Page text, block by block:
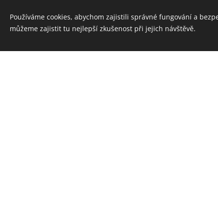
Používáme cookies, abychom zajistili správné fungování a
můžeme zajistit tu nejlepší zkušenost při jejich návštěvě.